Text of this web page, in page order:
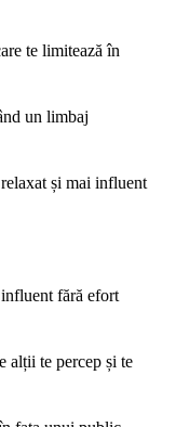
te limitează în
un limbaj
și mai influent
fără efort
alții te percep și te